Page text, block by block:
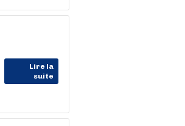
Lire la
suite